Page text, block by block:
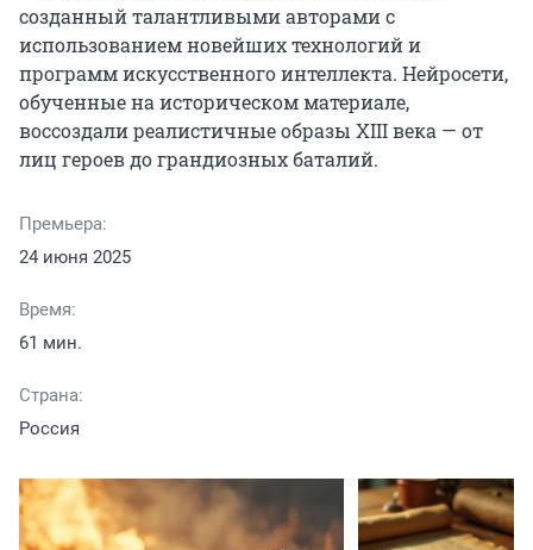
созданный талантливыми авторами с
использованием новейших технологий и
программ искусственного интеллекта. Нейросети,
обученные на историческом материале,
воссоздали реалистичные образы XIII века — от
лиц героев до грандиозных баталий.
Премьера:
24 июня 2025
Время:
61 мин.
Страна:
Россия